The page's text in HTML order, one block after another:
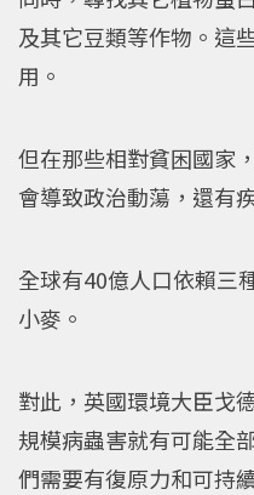
及其它豆類等作物。這
用。
但在那些相對貧困國家
會導致政治動蕩，還有
全球有40億人口依賴三
小麥。
對此，英國環境大臣戈
規模病蟲害就有可能全
們需要有復原力和可持